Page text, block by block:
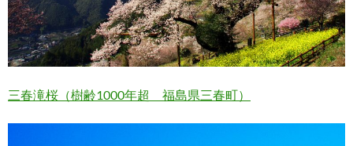
三春滝桜（樹齢1000年超 福島県三春町）